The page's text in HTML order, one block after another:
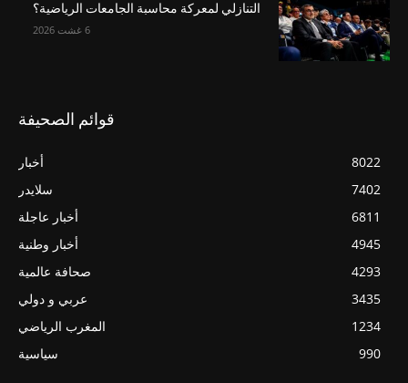
التنازلي لمعركة محاسبة الجامعات الرياضية؟
6 غشت 2026
قوائم الصحيفة
أخبار
8022
سلايدر
7402
أخبار عاجلة
6811
أخبار وطنية
4945
صحافة عالمية
4293
عربي و دولي
3435
المغرب الرياضي
1234
سياسية
990